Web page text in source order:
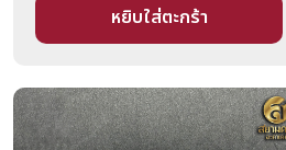
หยิบใส่ตะกร้า